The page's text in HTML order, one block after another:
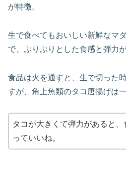
が特徴。
生で食べてもおいしい新鮮なマ
で、ぷりぷりとした食感と弾力
食品は火を通すと、生で切った
すが、角上魚類のタコ唐揚げは
タコが大きくて弾力があると、
っていいね。